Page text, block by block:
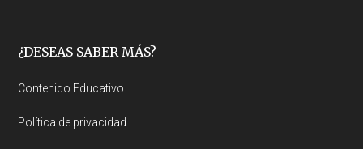
Footer
¿DESEAS SABER MÁS?
Contenido Educativo
Política de privacidad